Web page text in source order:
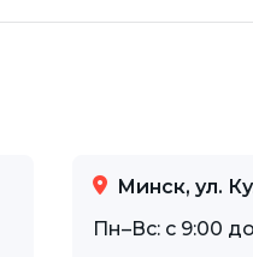
Минск, ул.
Пн–Вс: с 9:00